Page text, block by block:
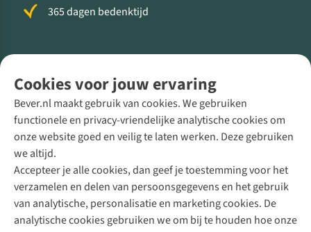
Cookies voor jouw ervaring
Bever.nl maakt gebruik van cookies. We gebruiken
functionele en privacy-vriendelijke analytische cookies om
onze website goed en veilig te laten werken. Deze gebruiken
we altijd.
Accepteer je alle cookies, dan geef je toestemming voor het
verzamelen en delen van persoonsgegevens en het gebruik
van analytische, personalisatie en marketing cookies. De
analytische cookies gebruiken we om bij te houden hoe onze
365 dagen bedenktijd
Direct advies van een Buitenexpert
+31 (0)85 888 50 88
+31 6 12 28 49 80
Contactformulier